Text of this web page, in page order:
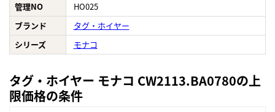
管理NO
HO025
ブランド
タグ・ホイヤー
シリーズ
モナコ
タグ・ホイヤー モナコ CW2113.BA0780の上
限価格の条件